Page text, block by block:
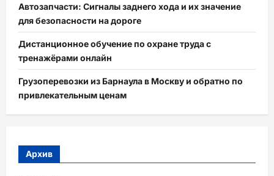
Автозапчасти: Сигналы заднего хода и их значение
для безопасности на дороге
Дистанционное обучение по охране труда с
тренажёрами онлайн
Грузоперевозки из Барнаула в Москву и обратно по
привлекательным ценам
Архив